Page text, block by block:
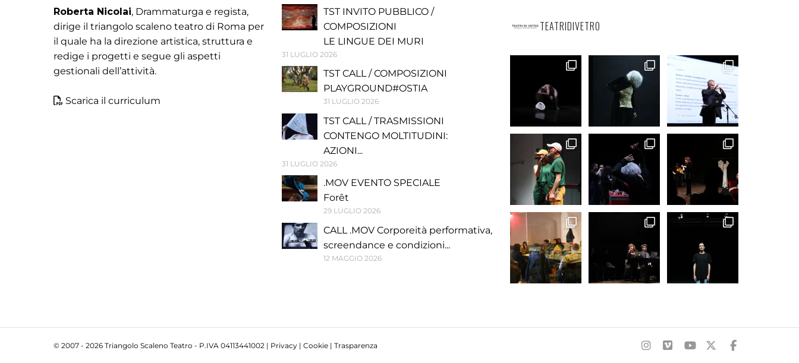
Roberta Nicolai, Drammaturga e regista,
dirige il triangolo scaleno teatro di Roma per
il quale ha la direzione artistica, struttura e
redige i progetti e segue gli aspetti
gestionali dell’attività.
Scarica il curriculum
TST INVITO PUBBLICO /
COMPOSIZIONI
LE LINGUE DEI MURI
31 LUGLIO 2026
TST CALL / COMPOSIZIONI
PLAYGROUND#OSTIA
31 LUGLIO 2026
TST CALL / TRASMISSIONI
CONTENGO MOLTITUDINI:
AZIONI...
31 LUGLIO 2026
.MOV EVENTO SPECIALE
Forêt
29 LUGLIO 2026
CALL .MOV Corporeità performativa,
screendance e condizioni...
12 MAGGIO 2026
TEATRIDIVETRO
© 2007 - 2026 Triangolo Scaleno Teatro - P.IVA 04113441002 | Privacy | Cookie | Trasparenza